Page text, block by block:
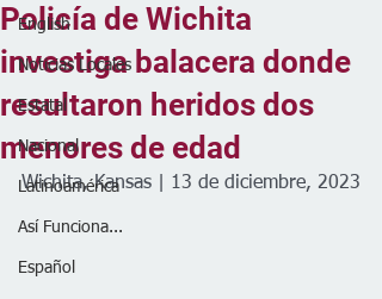
English
Noticias Locales
Estatal
Nacional
Latinoamérica
Así Funciona...
Español
Policía de Wichita
investiga balacera donde
resultaron heridos dos
menores de edad
Wichita, Kansas | 13 de diciembre, 2023